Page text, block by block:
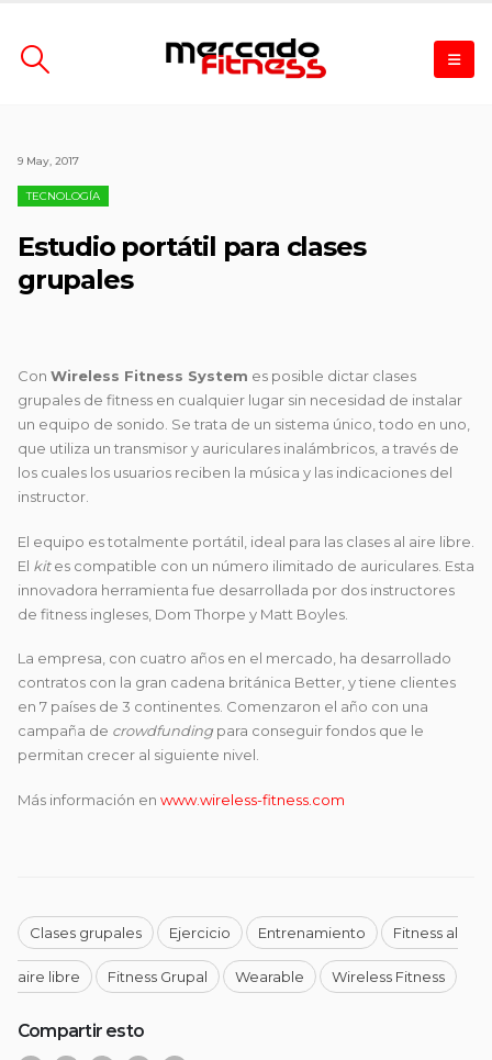
9 May, 2017
TECNOLOGÍA
Estudio portátil para clases
grupales
Con Wireless Fitness System es posible dictar clases
grupales de fitness en cualquier lugar sin necesidad de instalar
un equipo de sonido. Se trata de un sistema único, todo en uno,
que utiliza un transmisor y auriculares inalámbricos, a través de
los cuales los usuarios reciben la música y las indicaciones del
instructor.
El equipo es totalmente portátil, ideal para las clases al aire libre.
El kites compatible con un número ilimitado de auriculares. Esta
innovadora herramienta fue desarrollada por dos instructores
de fitness ingleses, Dom Thorpe y Matt Boyles.
La empresa, con cuatro años en el mercado, ha desarrollado
contratos con la gran cadena británica Better, y tiene clientes
en 7 países de 3 continentes. Comenzaron el año con una
campaña de crowdfundingpara conseguir fondos que le
permitan crecer al siguiente nivel.
Más información en www.wireless-fitness.com
Clases grupales Ejercicio Entrenamiento Fitness al
aire libre Fitness Grupal Wearable Wireless Fitness
Compartir esto